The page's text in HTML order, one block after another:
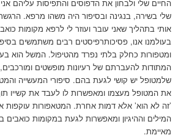
החיים שלי ולבחון את הדפוסים והתפיסות עליהם
שלי בשירה, בנגינה ובסיפור היה משהו מרפא.
אותי בתהליך שאני עובר ועוזר לי לרפא מקומות
בעולמנו אנו, פסיכותרפיסטים רבים משתמשים
ומטפורות כחלק בלתי נפרד מהטיפול. המשל הוא
המתודות להעברתם של רעיונות מופשטים ומורכבים,
שלמטופל יש קושי לגעת בהם. סיפורי המעשייה
את המטופל מעצמו ומאפשרות לו לעבד את קשייו
’זה לא הוא’ אלא דמות אחרת. המטאפורות עוקפות
המילים וההיגיון ומאפשרות לגעת במקומות כואבים
מאיימת.